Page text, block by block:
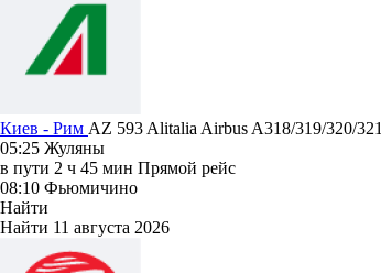
Киев - Рим AZ 593 Alitalia Airbus A318/319/320/321
05:25 Жуляны
в пути 2 ч 45 мин Прямой рейс
08:10 Фьюмичино
Найти
Найти 11 августа 2026